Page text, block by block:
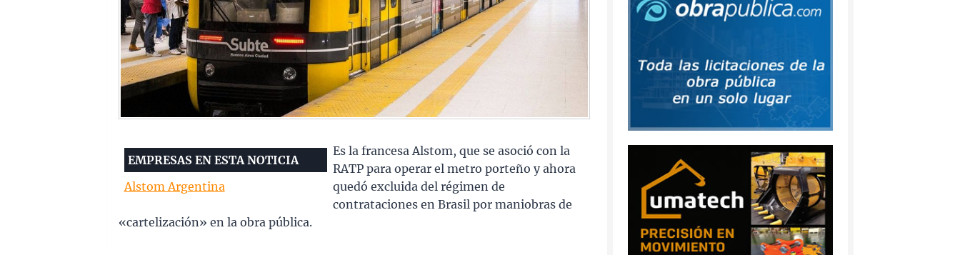
EMPRESAS EN ESTA NOTICIA
Alstom Argentina
Es la francesa Alstom, que se asoció con la
RATP para operar el metro porteño y ahora
quedó excluida del régimen de
contrataciones en Brasil por maniobras de
«cartelización» en la obra pública.